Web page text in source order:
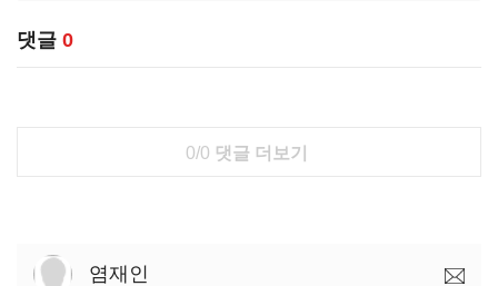
댓글 0
0/0 댓글 더보기
염재인